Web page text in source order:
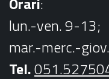
lun.-ven. 9-13;
mar.-merc.-
Tel.